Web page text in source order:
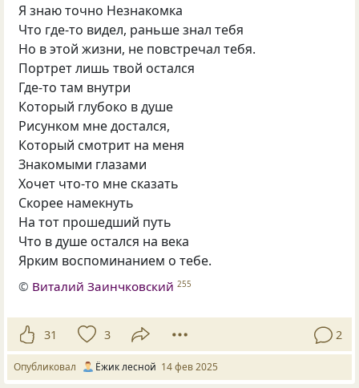
Я знаю точно Незнакомка
Что где-то видел, раньше знал тебя
Но в этой жизни, не повстречал тебя.
Портрет лишь твой остался
Где-то там внутри
Который глубоко в душе
Рисунком мне достался,
Который смотрит на меня
Знакомыми глазами
Хочет что-то мне сказать
Скорее намекнуть
На тот прошедший путь
Что в душе остался на века
Ярким воспоминанием о тебе.
© Виталий Заинчковский 255
31 3 2
Опубликовал Ёжик лесной 14 фев 2025